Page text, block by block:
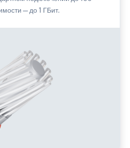
— до 1 ГБит.